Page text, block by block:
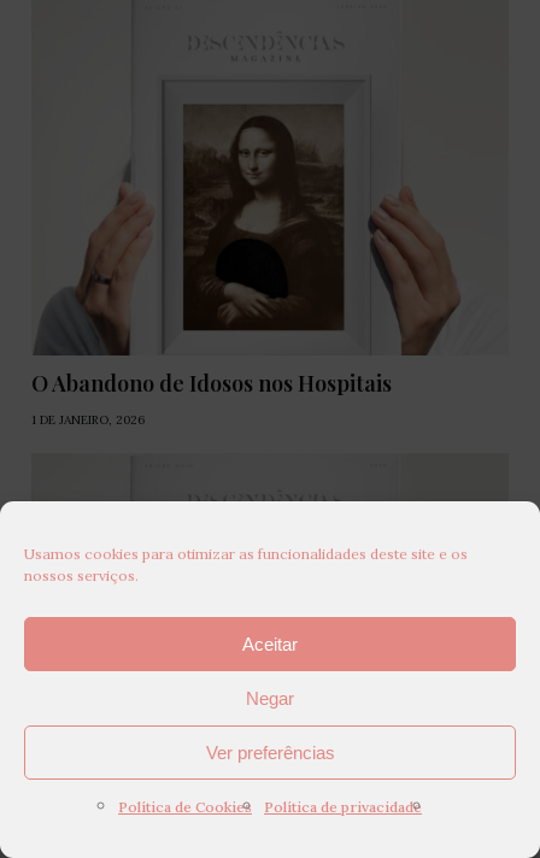
Usamos cookies para otimizar as funcionalidades deste site e os
nossos serviços.
Aceitar
Negar
Ver preferências
Política de Cookies Política de privacidade
O Abandono de Idosos nos Hospitais
1 DE JANEIRO, 2026